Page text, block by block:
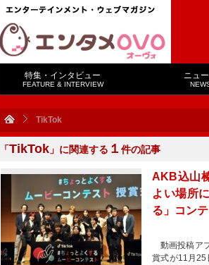
特集・インタビュー
FEATURE & INTERVIEW
ニュ
TikTok
「TikTok 」に関連する １ 件の記事
AKB込山
よい場所
る」コン
動画投稿ア
賞式が11月25